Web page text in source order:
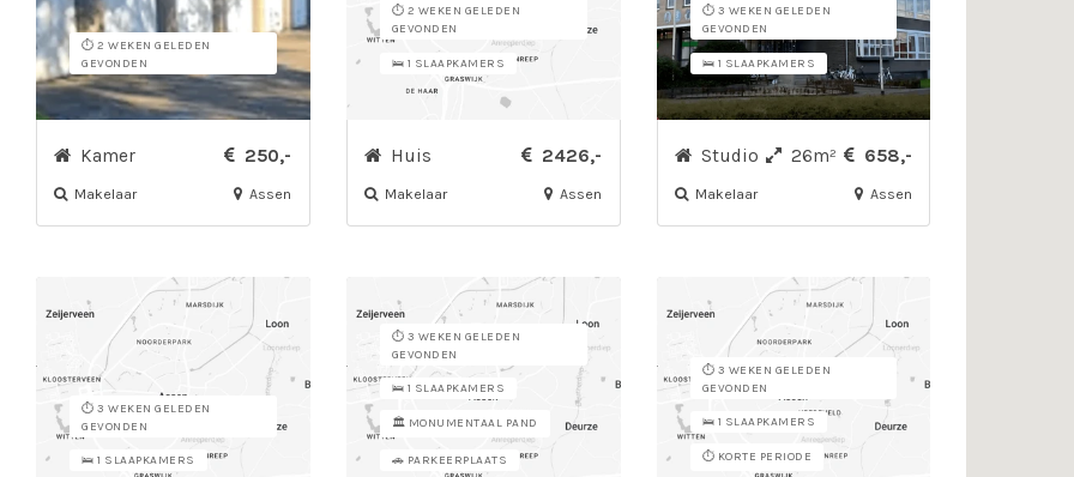
⏱️ 2 WEKEN GELEDEN
GEVONDEN
Kamer 250,-
Makelaar Assen
⏱️ 2 WEKEN GELEDEN
GEVONDEN
🛌 1 SLAAPKAMERS
Huis 2426,-
Makelaar Assen
⏱️ 3 WEKEN GELEDEN
GEVONDEN
🛌 1 SLAAPKAMERS
Studio 26m² 658,-
Makelaar Assen
⏱️ 3 WEKEN GELEDEN
GEVONDEN
🛌 1 SLAAPKAMERS
⏱️ 3 WEKEN GELEDEN
GEVONDEN
🛌 1 SLAAPKAMERS
🏛️ MONUMENTAAL PAND
🚗 PARKEERPLAATS
⏱️ 3 WEKEN GELEDEN
GEVONDEN
🛌 1 SLAAPKAMERS
⏱️ KORTE PERIODE